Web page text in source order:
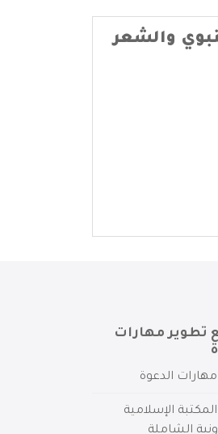
والشعر
تطوير مهارات
الدعوة
الإسلامية
الشاملة